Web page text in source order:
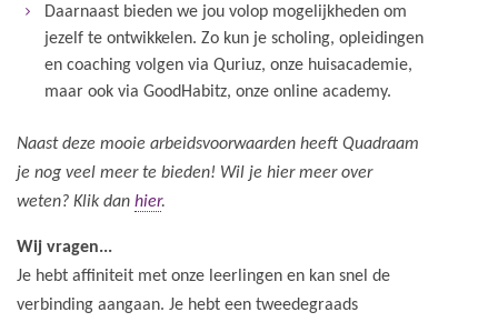
Daarnaast bieden we jou volop mogelijkheden om
jezelf te ontwikkelen. Zo kun je scholing, opleidingen
en coaching volgen via Quriuz, onze huisacademie,
maar ook via GoodHabitz, onze online academy.
Naast deze mooie arbeidsvoorwaarden heeft Quadraam
je nog veel meer te bieden! Wil je hier meer over
weten? Klik dan hier.
Wij vragen...
Je hebt affiniteit met onze leerlingen en kan snel de
verbinding aangaan. Je hebt een tweedegraads